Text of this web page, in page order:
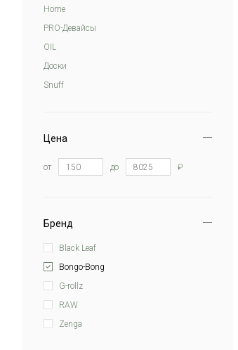
Home
PRO-Девайсы
OIL
Доски
Snuff
Цена
от до ₽
Бренд
Black Leaf
Bongo-Bong
G-rollz
RAW
Zenga